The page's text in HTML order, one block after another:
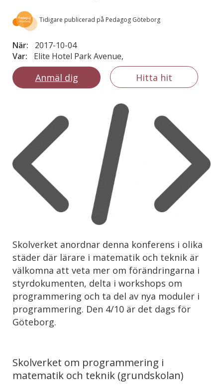
Tidigare publicerad på Pedagog Göteborg
När:
2017-10-04
Var:
Elite Hotel Park Avenue,
Anmäl dig Hitta hit
Skolverket anordnar denna konferens i olika
städer där lärare i matematik och teknik är
välkomna att veta mer om förändringarna i
styrdokumenten, delta i workshops om
programmering och ta del av nya moduler i
programmering. Den 4/10 är det dags för
Göteborg.
Skolverket om programmering i
matematik och teknik (grundskolan)